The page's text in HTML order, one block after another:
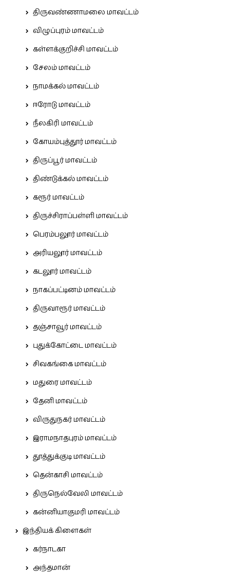
திருவண்ணாமலை மாவட்டம்
விழுப்புரம் மாவட்டம்
கள்ளக்குறிச்சி மாவட்டம்
சேலம் மாவட்டம்
நாமக்கல் மாவட்டம்
ஈரோடு மாவட்டம்
நீலகிரி மாவட்டம்
கோயம்புத்தூர் மாவட்டம்
திருப்பூர் மாவட்டம்
திண்டுக்கல் மாவட்டம்
கரூர் மாவட்டம்
திருச்சிராப்பள்ளி மாவட்டம்
பெரம்பலூர் மாவட்டம்
அரியலூர் மாவட்டம்
கடலூர் மாவட்டம்
நாகப்பட்டினம் மாவட்டம்
திருவாரூர் மாவட்டம்
தஞ்சாவூர் மாவட்டம்
புதுக்கோட்டை மாவட்டம்
சிவகங்கை மாவட்டம்
மதுரை மாவட்டம்
தேனி மாவட்டம்
விருதுநகர் மாவட்டம்
இராமநாதபுரம் மாவட்டம்
தூத்துக்குடி மாவட்டம்
தென்காசி மாவட்டம்
திருநெல்வேலி மாவட்டம்
கன்னியாகுமரி மாவட்டம்
இந்தியக் கிளைகள்
கர்நாடகா
அந்தமான்